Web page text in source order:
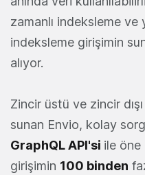
zamanlı indeksleme
indeksleme girişimin
alıyor.
Zincir üstü ve zincir
sunan Envio, kolay
GraphQL API'si ile öne
girişimin 100 binden